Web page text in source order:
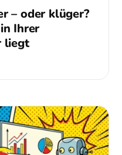
– oder klüger?
Ihrer
liegt